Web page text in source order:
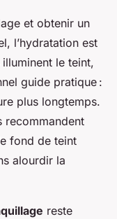
et obtenir un
l’hydratation est
le teint,
guide pratique :
plus longtemps.
recommandent
fond de teint
alourdir la
reste